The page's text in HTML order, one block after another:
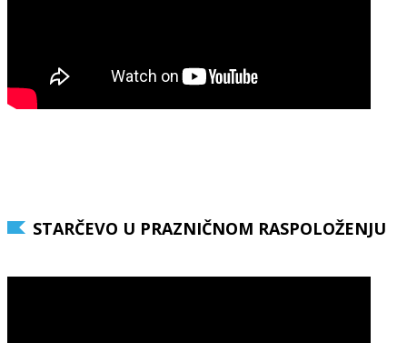
STARČEVO U PRAZNIČNOM RASPOLOŽENJU